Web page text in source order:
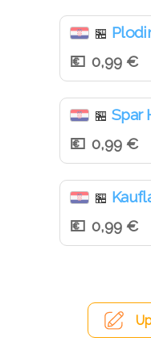
🏪
0,99 €
🏪 Spar
0,99 €
🏪
0,99 €